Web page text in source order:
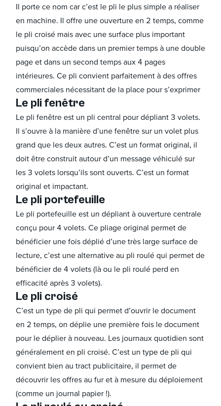
Il porte ce nom car c’est le pli le plus simple a réaliser
en machine. Il offre une ouverture en 2 temps, comme
le pli croisé mais avec une surface plus important
puisqu’on accède dans un premier temps à une double
page et dans un second temps aux 4 pages
intérieures. Ce pli convient parfaitement à des offres
commerciales nécessitant de la place pour s’exprimer
Le pli fenêtre
Le pli fenêtre est un pli central pour dépliant 3 volets.
Il s’ouvre à la manière d’une fenêtre sur un volet plus
grand que les deux autres. C’est un format original, il
doit être construit autour d’un message véhiculé sur
les 3 volets lorsqu’ils sont ouverts. C’est un format
original et impactant.
Le pli portefeuille
Le pli portefeuille est un dépliant à ouverture centrale
conçu pour 4 volets. Ce pliage original permet de
bénéficier une fois déplié d’une très large surface de
lecture, c’est une alternative au pli roulé qui permet de
bénéficier de 4 volets (là ou le pli roulé perd en
efficacité après 3 volets).
Le pli croisé
C’est un type de pli qui permet d’ouvrir le document
en 2 temps, on déplie une première fois le document
pour le déplier à nouveau. Les journaux quotidien sont
généralement en pli croisé. C’est un type de pli qui
convient bien au tract publicitaire, il permet de
découvrir les offres au fur et à mesure du déploiement
(comme un journal papier !).